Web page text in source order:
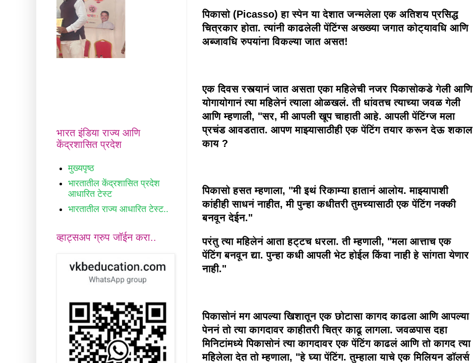
पिकासो (Picasso) हा स्पेन या देशात जन्मलेला एक अतिशय प्रसिद्ध
चित्रकार होता. त्यांनी काढलेली पेंटिंग्स अख्ख्या जगात कोट्यावधि आणि
अब्जावधि रुपयांना विकल्या जात असत!
एक दिवस रस्त्यानं जात असता एका महिलेची नजर पिकासोकडे गेली आणि
योगायोगानं त्या महिलेनं त्याला ओळखलं. ती धांवतच त्याच्या जवळ गेली
आणि म्हणाली, "सर, मी आपली खूप चाहाती आहे. आपली पेंटिंग्ज मला
प्रचंड आवडतात. आपण माझ्यासाठीही एक पेंटिंग तयार करून देऊ शकाल
काय ?
पिकासो हसत म्हणाला, "मी इथं रिकाम्या हातानं आलोय. माझ्यापाशी
कांहीही साधनं नाहीत, मी पुन्हा कधीतरी तुमच्यासाठी एक पेंटिंग नक्की
बनवून देईन."
परंतु त्या महिलेनं आता हट्टच धरला. ती म्हणाली, "मला आत्ताच एक
पेंटिंग बनवून द्या. पुन्हा कधी आपली भेट होईल किंवा नाही हे सांगता येणार
नाही."
पिकासोनं मग आपल्या खिशातून एक छोटासा कागद काढला आणि आपल्या
पेननं तो त्या कागदावर काहीतरी चित्र काढू लागला. जवळपास दहा
मिनिटांमध्ये पिकासोनं त्या कागदावर एक पेंटिंग काढलं आणि तो कागद त्या
महिलेला देत तो म्हणाला, "हे घ्या पेंटिंग. तुम्हाला याचे एक मिलियन डॉलर्स
भारत इंडिया राज्य आणि
केंद्रशासित प्रदेश
मुख्यपृष्ठ
भारतातील केंद्रशासित प्रदेश
आधारित टेस्ट
भारतातील राज्य आधारित टेस्ट..
व्हाट्सअप ग्रुप जॉईन करा..